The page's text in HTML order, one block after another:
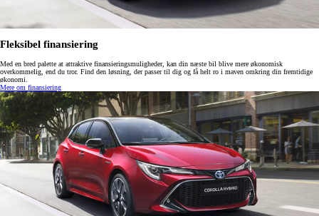
Fleksibel finansiering
Med en bred palette at attraktive finansieringsmuligheder, kan din næste bil blive mere økonomisk
overkommelig, end du tror. Find den løsning, der passer til dig og få helt ro i maven omkring din fremtidige
økonomi.
Mere om finansiering